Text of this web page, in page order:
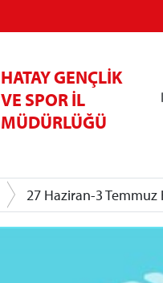
HATAY GENÇLİK
VE SPOR İL
MÜDÜRLÜĞÜ
27 Haziran-3 Temmuz